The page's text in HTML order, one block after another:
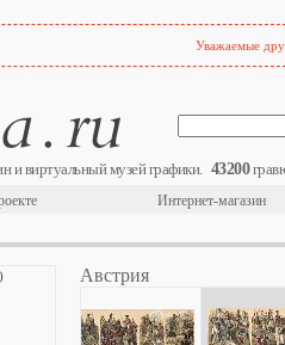
Уважаемые
и виртуальный музей графики. 43200
Интернет-магазин
Австрия